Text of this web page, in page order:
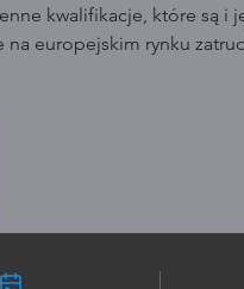
kwalifikacje, które są i
europejskim rynku